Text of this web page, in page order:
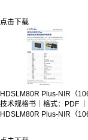
点击下载
HDSLM80R Plus-NIR（
技术规格书｜格式：PDF
HDSLM80R Plus-NIR（